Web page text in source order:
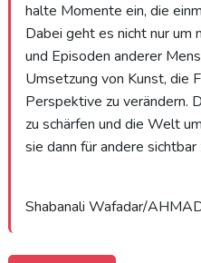
halte Momente ein, die
Dabei geht es nicht nur um
und Episoden anderer
Umsetzung von Kunst, die
Perspektive zu verändern.
zu schärfen und die Welt
sie dann für andere
Shabanali Wafadar/